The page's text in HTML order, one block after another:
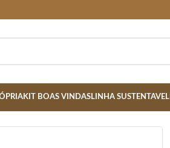
KIT BOAS VINDASLINHA SUSTENTAVEL